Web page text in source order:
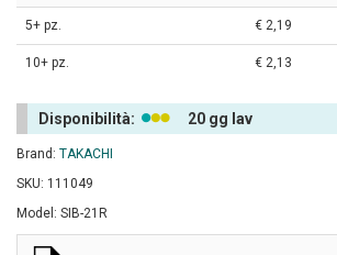
5+ pz. € 2,19
10+ pz. € 2,13
Disponibilità: 20 gg lav
Brand: TAKACHI
SKU: 111049
Model: SIB-21R